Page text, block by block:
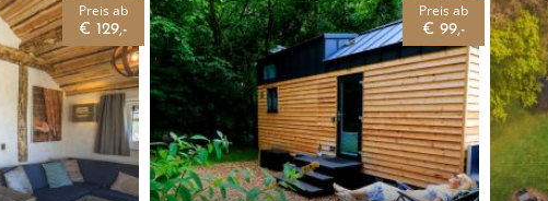
Preis ab
€ 129,-
Preis ab
€ 99,-